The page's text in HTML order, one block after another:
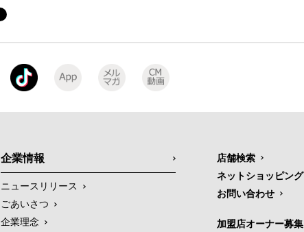
企業情報
ニュースリリース
ごあいさつ
企業理念
店舗検索
ネットショッピング
お問い合わせ
加盟店オーナー募集